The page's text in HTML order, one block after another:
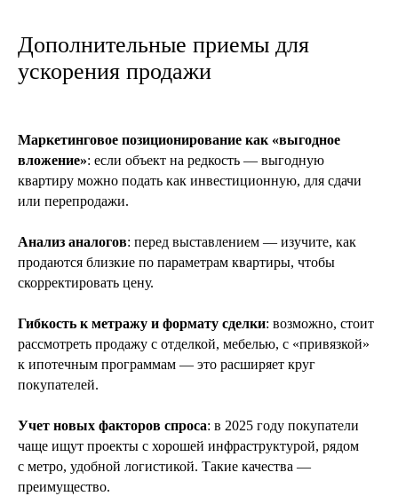
Дополнительные приемы для
ускорения продажи
Маркетинговое позиционирование как «выгодное
вложение»: если объект на редкость — выгодную
квартиру можно подать как инвестиционную, для сдачи
или перепродажи.
Анализ аналогов: перед выставлением — изучите, как
продаются близкие по параметрам квартиры, чтобы
скорректировать цену.
Гибкость к метражу и формату сделки: возможно, стоит
рассмотреть продажу с отделкой, мебелью, с «привязкой»
к ипотечным программам — это расширяет круг
покупателей.
Учет новых факторов спроса: в 2025 году покупатели
чаще ищут проекты с хорошей инфраструктурой, рядом
с метро, удобной логистикой. Такие качества —
преимущество.
Оставьте заявку, и наш специалист
Если вы хотите получить
бесплатную консультацию